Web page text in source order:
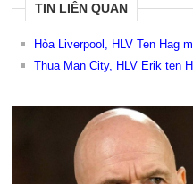
TIN LIÊN QUAN
Hòa Liverpool, HLV Ten Hag
Thua Man City, HLV Erik ten